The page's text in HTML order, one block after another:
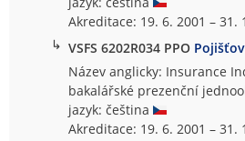
Akreditace: 19. 6. 2001 – 31.
↳ VSFS 6202R034 PPO
Název anglicky: Insurance
bakalářské prezenční
jazyk: čeština
Akreditace: 19. 6. 2001 – 31.